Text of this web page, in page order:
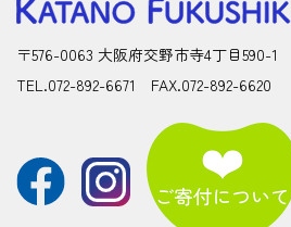
〒576-0063 大阪府交野市寺4丁目590-1
TEL.072-892-6671 FAX.072-892-6620